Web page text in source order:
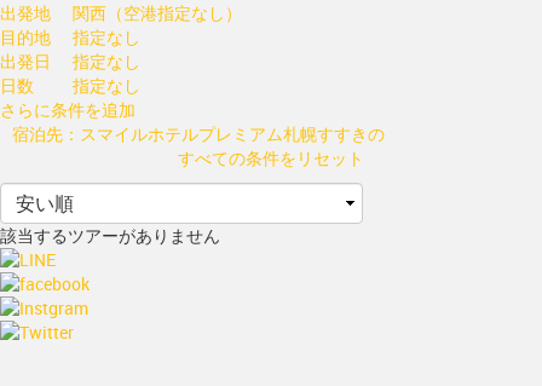
出発地
関西（空港指定なし）
目的地
指定なし
出発日
指定なし
日数
指定なし
さらに条件を追加
宿泊先：スマイルホテルプレミアム札幌すすきの
すべての条件をリセット
該当するツアーがありません